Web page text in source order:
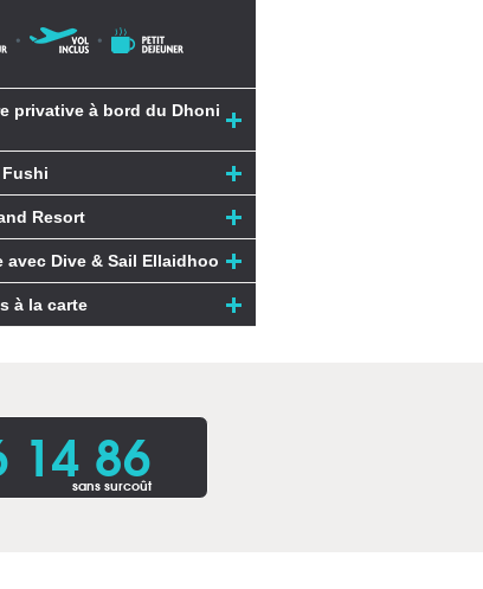
privative à bord du Dhoni
Resort
avec Dive & Sail Ellaidhoo
à la carte
14 86
sans surcoût